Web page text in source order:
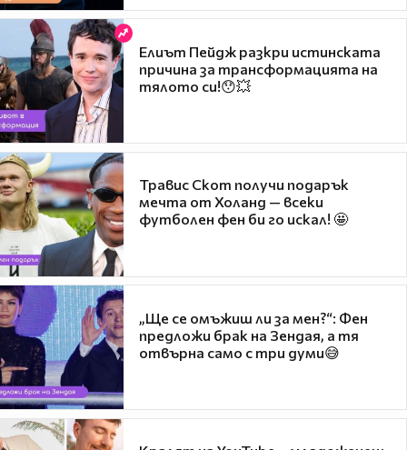
Елиът Пейдж разкри истинската
причина за трансформацията на
тялото си!😯💥
Травис Скот получи подарък
мечта от Холанд — всеки
футболен фен би го искал! 🤩
„Ще се омъжиш ли за мен?“: Фен
предложи брак на Зендая, а тя
отвърна само с три думи😅